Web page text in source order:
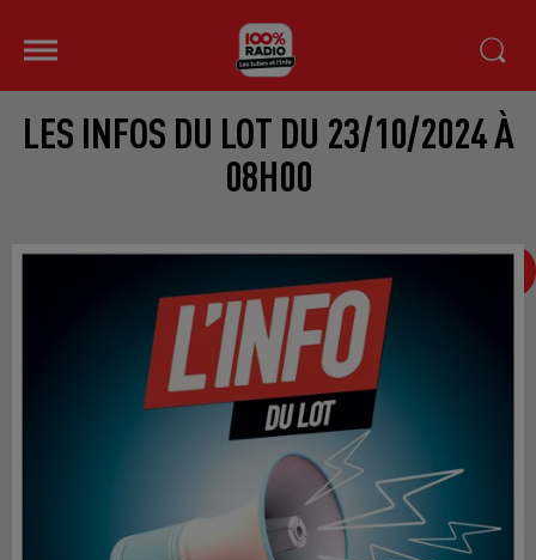
LES INFOS DU LOT DU 23/10/2024 À
08H00